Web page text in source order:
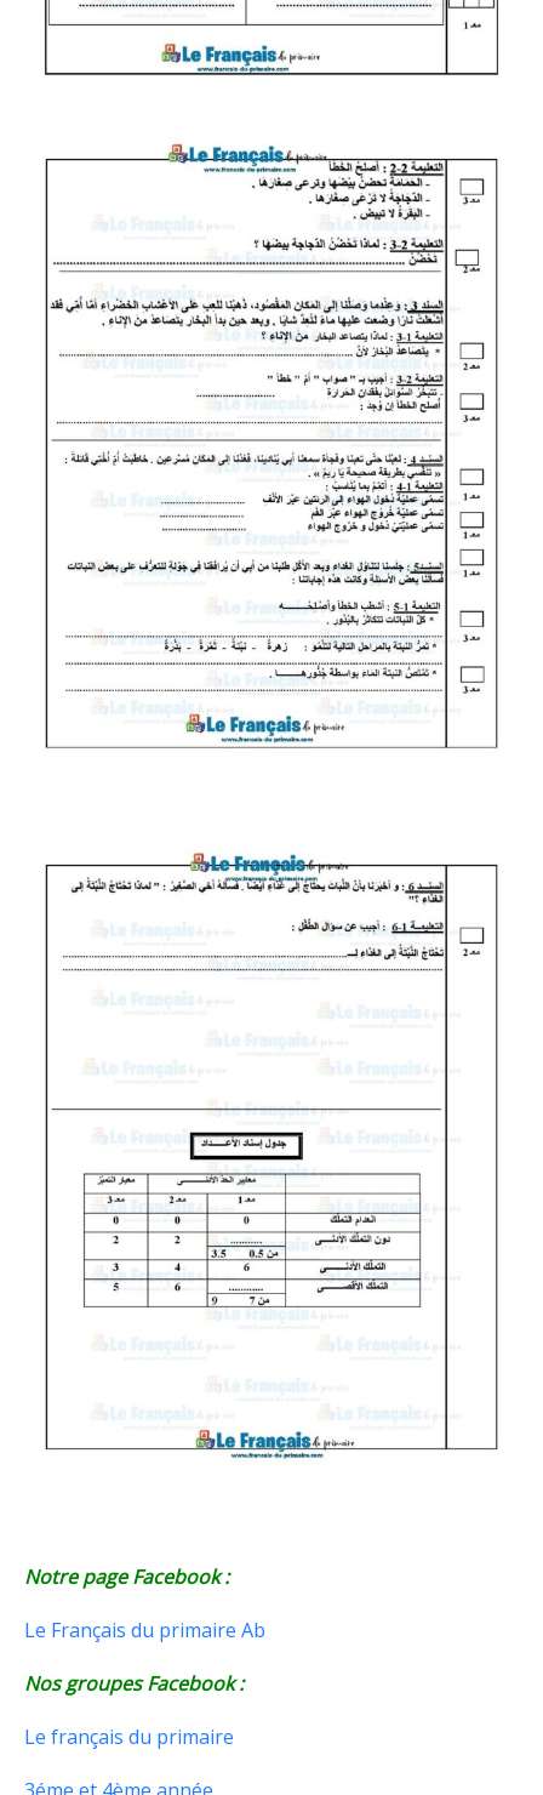
Notre page Facebook :
Le Français du primaire Ab
Nos groupes Facebook :
Le français du primaire